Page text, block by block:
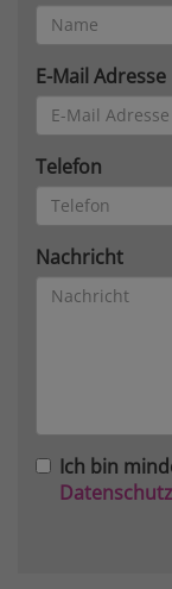
E-Mail Adresse
Telefon
Nachricht
Ich bin